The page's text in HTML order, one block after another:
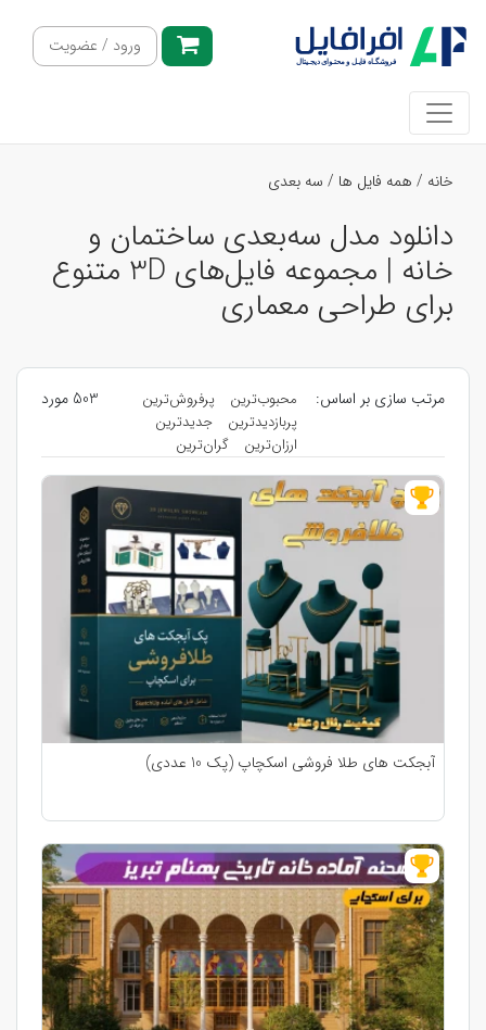
ورود / عضویت
خانه / همه فایل ها / سه بعدی
دانلود مدل سه‌بعدی ساختمان و
خانه | مجموعه فایل‌های 3D متنوع
برای طراحی معماری
مرتب سازی بر اساس: محبوب‌ترین
پرفروش‌ترین
پربازدیدترین
جدیدترین
ارزان‌ترین
گران‌ترین
503 مورد
آبجکت های طلا فروشی اسکچاپ (پک 10 عددی)